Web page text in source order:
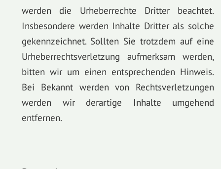
werden die Urheberrechte Dritter beachtet.
Insbesondere werden Inhalte Dritter als solche
gekennzeichnet. Sollten Sie trotzdem auf eine
Urheberrechtsverletzung aufmerksam werden,
bitten wir um einen entsprechenden Hinweis.
Bei Bekannt werden von Rechtsverletzungen
werden wir derartige Inhalte umgehend
entfernen.